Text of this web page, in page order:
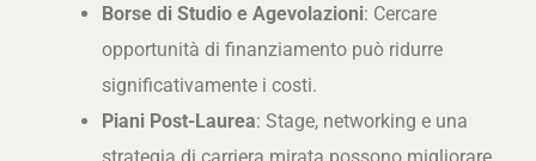
Borse di Studio e Agevolazioni: Cercare
opportunità di finanziamento può ridurre
significativamente i costi.
Piani Post-Laurea: Stage, networking e una